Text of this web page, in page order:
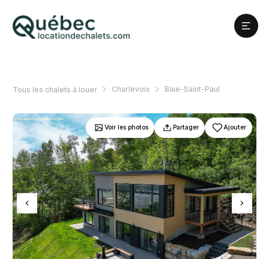
Tous les chalets à louer Charlevoix Baie-Saint-Paul
Voir les photos Partager Ajouter